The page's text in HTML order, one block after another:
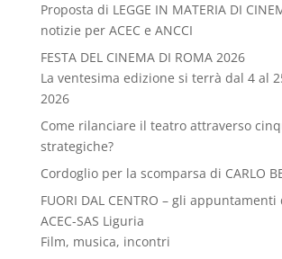
Proposta di LEGGE IN MATERIA DI
notizie per ACEC e ANCCI
FESTA DEL CINEMA DI ROMA 2026
La ventesima edizione si terrà dal 4 al
2026
Come rilanciare il teatro attraverso
strategiche?
Cordoglio per la scomparsa di CARLO
FUORI DAL CENTRO – gli
ACEC-SAS Liguria
Film, musica, incontri